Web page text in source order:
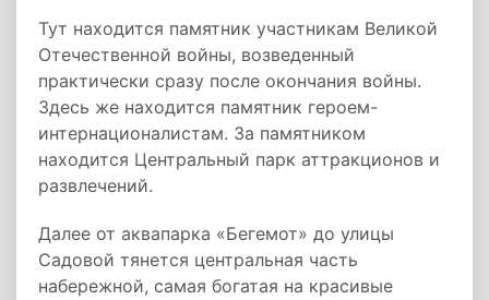
Тут находится памятник участникам Великой
Отечественной войны, возведенный
практически сразу после окончания войны.
Здесь же находится памятник героем-
интернационалистам. За памятником
находится Центральный парк аттракционов и
развлечений.
Далее от аквапарка «Бегемот» до улицы
Садовой тянется центральная часть
набережной, самая богатая на красивые